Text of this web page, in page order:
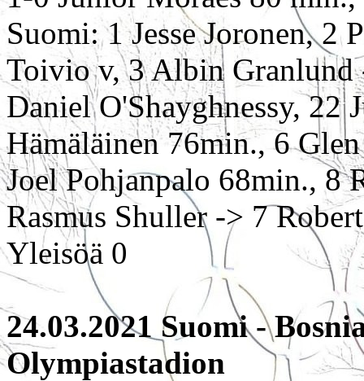
Suomi: 1 Jesse Joronen, 2
Toivio v, 3 Albin
Daniel O'Shayghnessy, 22
Hämäläinen 76min., 6
Joel Pohjanpalo 68min., 8
Rasmus Shuller -> 7
Yleisöä 0
24.03.2021 Suomi -
Olympiastadion